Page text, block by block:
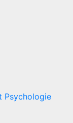
Psychologie